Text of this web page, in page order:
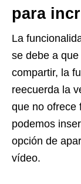
para
La
se debe a
compartir, la
reecuerda la
que no ofrece
podemos
opción de
vídeo.